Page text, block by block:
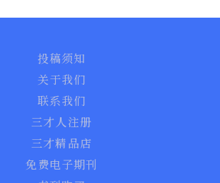
投稿须知
关于我们
联系我们
三才人注册
三才精品店
免费电子期刊